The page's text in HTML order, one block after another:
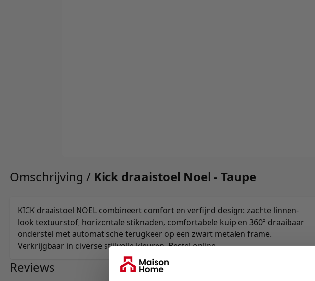
Omschrijving / Kick draaistoel Noel - Taupe
KICK draaistoel NOEL combineert comfort en verfijnd design: zachte linnen-
look textuurstof, horizontale stiknaden, comfortabele kuip en 360° draaibaar
onderstel met automatische terugkeer op een zwart metalen frame.
Verkrijgbaar in diverse stijlvolle kleuren. Bestel online.
Reviews